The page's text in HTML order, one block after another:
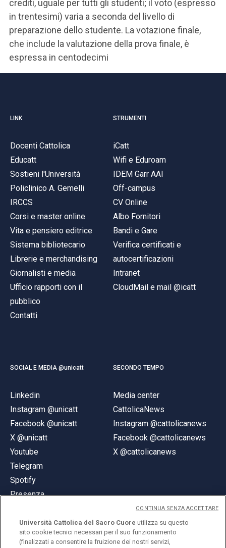
crediti, uguale per tutti gli studenti; il voto (espresso
in trentesimi) varia a seconda del livello di
preparazione dello studente. La votazione finale,
che include la valutazione della prova finale, è
espressa in centodecimi
LINK
Docenti Cattolica
Educatt
Sostieni l'Università
Policlinico A. Gemelli
IRCCS
Corsi e master online
Vita e pensiero editrice
Sistema bibliotecario
Librerie e merchandising
Giornalisti e media
Ufficio rapporti con il
pubblico
Contatti
STRUMENTI
iCatt
Wifi e Eduroam
IDEM Garr AAI
Off-campus
CV Online
Albo Fornitori
Bandi e Gare
Verifica certificati e
autocertificazioni
Intranet
CloudMail e mail @icatt
SOCIAL E MEDIA @unicatt
Linkedin
Instagram @unicatt
Facebook @unicatt
X @unicatt
Youtube
Telegram
Spotify
Presenza
SECONDO TEMPO
Media center
CattolicaNews
Instagram @cattolicanews
Facebook @cattolicanews
X @cattolicanews
Università Cattolica del Sacro Cuore utilizza su questo
sito cookie tecnici necessari per il suo funzionamento
(finalizzati a consentire la fruizione dei nostri servizi,
CONTINUA SENZA ACCETTARE